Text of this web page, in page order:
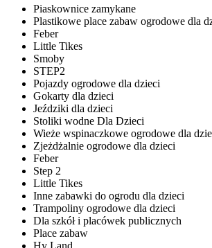
Piaskownice zamykane
Plastikowe place zabaw ogrodowe dla
Feber
Little Tikes
Smoby
STEP2
Pojazdy ogrodowe dla dzieci
Gokarty dla dzieci
Jeździki dla dzieci
Stoliki wodne Dla Dzieci
Wieże wspinaczkowe ogrodowe dla
Zjeżdżalnie ogrodowe dla dzieci
Feber
Step 2
Little Tikes
Inne zabawki do ogrodu dla dzieci
Trampoliny ogrodowe dla dzieci
Dla szkół i placówek publicznych
Place zabaw
Hy Land